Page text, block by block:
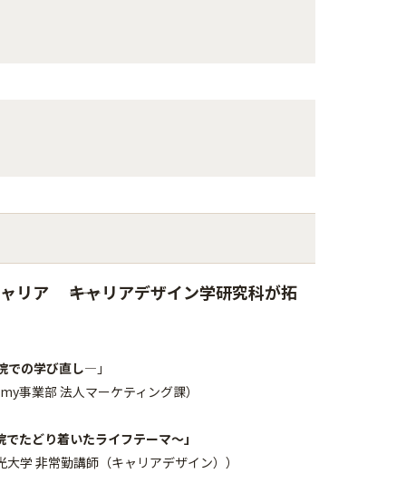
リア ――キャリアデザイン学研究科が拓
での学び直し― 」
事業部 法人マーケティング課）
たどり着いたライフテーマ～」
学 非常勤講師（キャリアデザイン））